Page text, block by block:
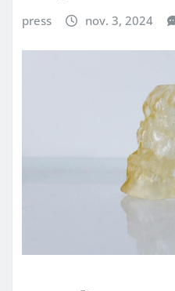
press nov. 3, 2024